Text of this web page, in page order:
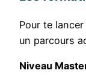
Pour te
un parcours
Niveau